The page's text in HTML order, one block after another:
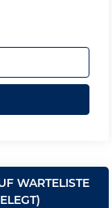
WARTELISTE